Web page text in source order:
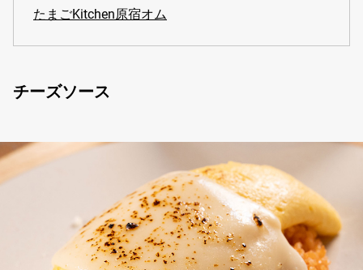
たまごKitchen原宿オム
チーズソース